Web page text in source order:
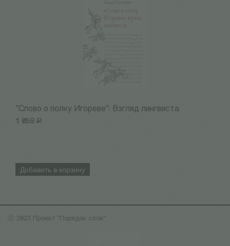
"Слово о полку Игореве": Взгляд лингвиста
1 059 Р
Добавить в корзину
ⓒ 2023 Проект "Порядок слов"